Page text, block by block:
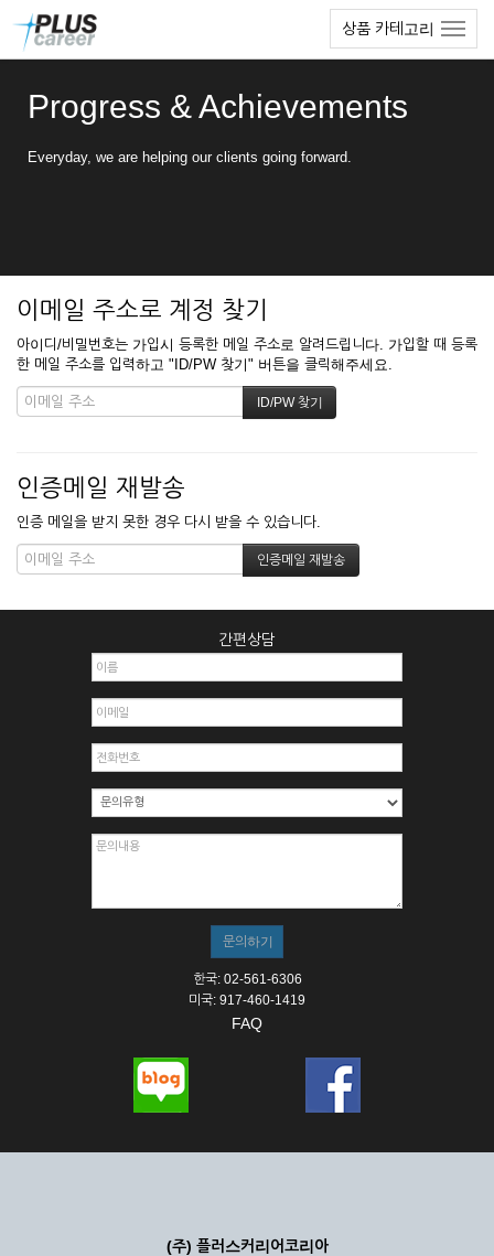
상품 카테고리
Progress & Achievements
Everyday, we are helping our clients going forward.
이메일 주소로 계정 찾기
아이디/비밀번호는 가입시 등록한 메일 주소로 알려드립니다. 가입할 때 등록
한 메일 주소를 입력하고 "ID/PW 찾기" 버튼을 클릭해주세요.
인증메일 재발송
인증 메일을 받지 못한 경우 다시 받을 수 있습니다.
간편상담
한국: 02-561-6306
미국: 917-460-1419
FAQ
(주) 플러스커리어코리아